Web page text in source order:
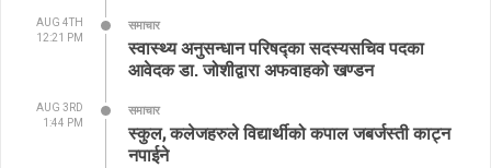
AUG 4TH
12:21 PM
समाचार
स्वास्थ्य अनुसन्धान परिषद्का सदस्यसचिव पदका
आवेदक डा. जोशीद्वारा अफवाहको खण्डन
AUG 3RD
1:44 PM
समाचार
स्कुल, कलेजहरुले विद्यार्थीको कपाल जबर्जस्ती काट्न
नपाईने